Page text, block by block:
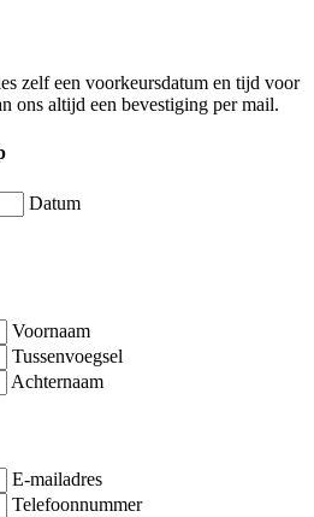
zelf een voorkeursdatum en tijd voor
ons altijd een bevestiging per mail.
Datum
Voornaam
Tussenvoegsel
Achternaam
E-mailadres
Telefoonnummer